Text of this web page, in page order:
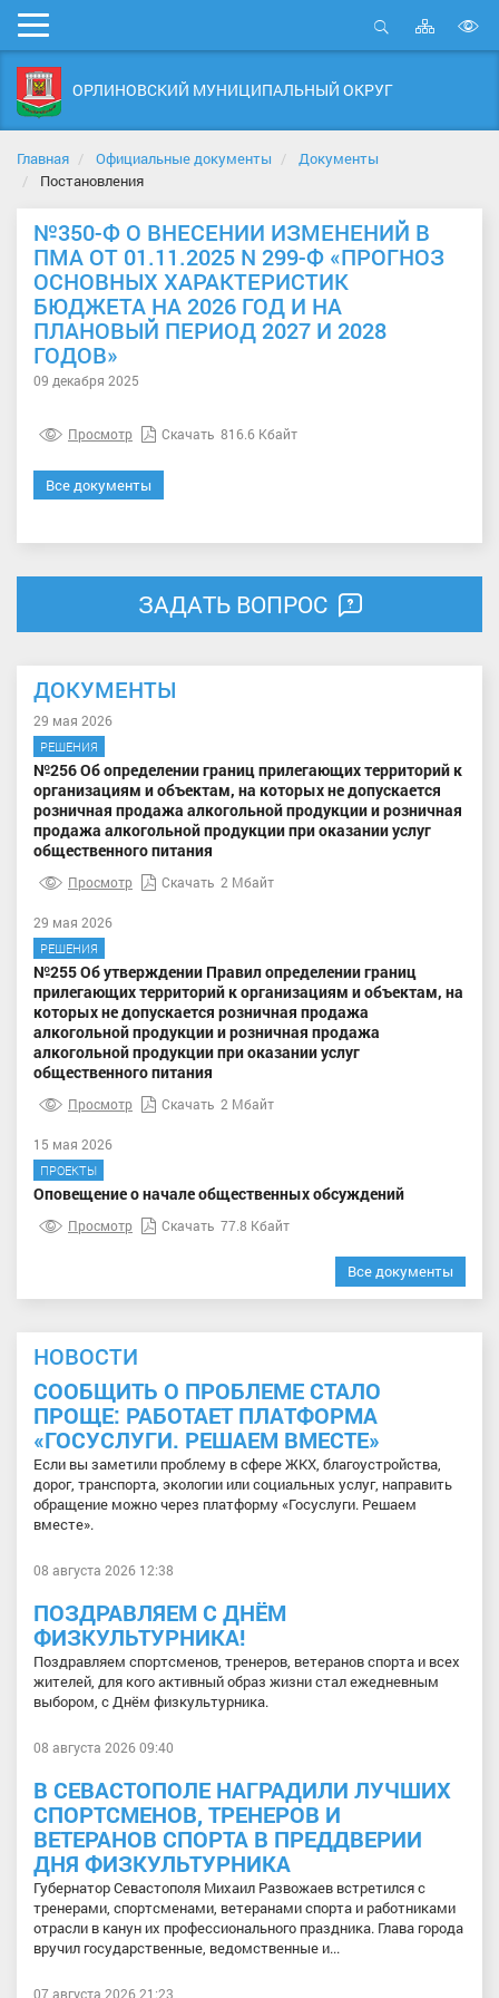
Мобильное
меню
Открыть
Карта
сайта
ОРЛИНОВСКИЙ МУНИЦИПАЛЬНЫЙ ОКРУГ
Главная Официальные документы
Документы
Постановления
№350-Ф О ВНЕСЕНИИ ИЗМЕНЕНИЙ В
ПМА ОТ 01.11.2025 N 299-Ф «ПРОГНОЗ
ОСНОВНЫХ ХАРАКТЕРИСТИК
БЮДЖЕТА НА 2026 ГОД И НА
ПЛАНОВЫЙ ПЕРИОД 2027 И 2028
ГОДОВ»
09 декабря 2025
Просмотр Скачать 816.6 Кбайт
Все документы
ЗАДАТЬ ВОПРОС
ДОКУМЕНТЫ
29 мая 2026
РЕШЕНИЯ
№256 Об определении границ прилегающих территорий к
организациям и объектам, на которых не допускается
розничная продажа алкогольной продукции и розничная
продажа алкогольной продукции при оказании услуг
общественного питания
Просмотр Скачать 2 Мбайт
29 мая 2026
РЕШЕНИЯ
№255 Об утверждении Правил определении границ
прилегающих территорий к организациям и объектам, на
которых не допускается розничная продажа
алкогольной продукции и розничная продажа
алкогольной продукции при оказании услуг
общественного питания
Просмотр Скачать 2 Мбайт
15 мая 2026
ПРОЕКТЫ
Оповещение о начале общественных обсуждений
Просмотр Скачать 77.8 Кбайт
Все документы
НОВОСТИ
СООБЩИТЬ О ПРОБЛЕМЕ СТАЛО
ПРОЩЕ: РАБОТАЕТ ПЛАТФОРМА
«ГОСУСЛУГИ. РЕШАЕМ ВМЕСТЕ»
Если вы заметили проблему в сфере ЖКХ, благоустройства,
дорог, транспорта, экологии или социальных услуг, направить
обращение можно через платформу «Госуслуги. Решаем
вместе».
08 августа 2026 12:38
ПОЗДРАВЛЯЕМ С ДНЁМ
ФИЗКУЛЬТУРНИКА!
Поздравляем спортсменов, тренеров, ветеранов спорта и всех
жителей, для кого активный образ жизни стал ежедневным
выбором, с Днём физкультурника.
08 августа 2026 09:40
В СЕВАСТОПОЛЕ НАГРАДИЛИ ЛУЧШИХ
СПОРТСМЕНОВ, ТРЕНЕРОВ И
ВЕТЕРАНОВ СПОРТА В ПРЕДДВЕРИИ
ДНЯ ФИЗКУЛЬТУРНИКА
Губернатор Севастополя Михаил Развожаев встретился с
тренерами, спортсменами, ветеранами спорта и работниками
отрасли в канун их профессионального праздника. Глава города
вручил государственные, ведомственные и...
07 августа 2026 21:23